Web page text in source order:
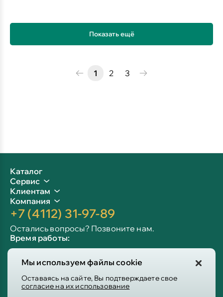
Мы используем файлы cookie
Оставаясь на сайте, Вы подтверждаете свое
согласие на их использование
Показать ещё
1 2 3
Каталог
Сервис
Клиентам
Компания
+7 (4112) 31-97-89
Остались вопросы? Позвоните нам.
Время работы:
Сб-вс: 10:00 - 19:00
Info@victoria-mebel.ru